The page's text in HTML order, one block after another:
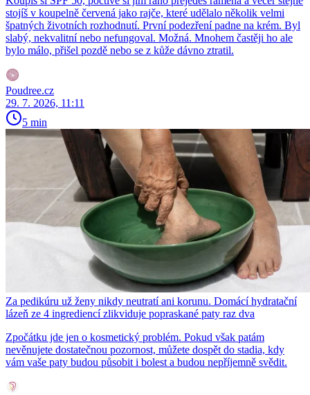
stojíš v koupelně červená jako rajče, které udělalo několik velmi
špatných životních rozhodnutí. První podezření padne na krém. Byl
slabý, nekvalitní nebo nefungoval. Možná. Mnohem častěji ho ale
bylo málo, přišel pozdě nebo se z kůže dávno ztratil.
Poudree.cz
29. 7. 2026, 11:11
5 min
Za pedikúru už ženy nikdy neutratí ani korunu. Domácí hydratační
lázeň ze 4 ingrediencí zlikviduje popraskané paty raz dva
Zpočátku jde jen o kosmetický problém. Pokud však patám
nevěnujete dostatečnou pozornost, můžete dospět do stadia, kdy
vám vaše paty budou působit i bolest a budou nepříjemně svědit.